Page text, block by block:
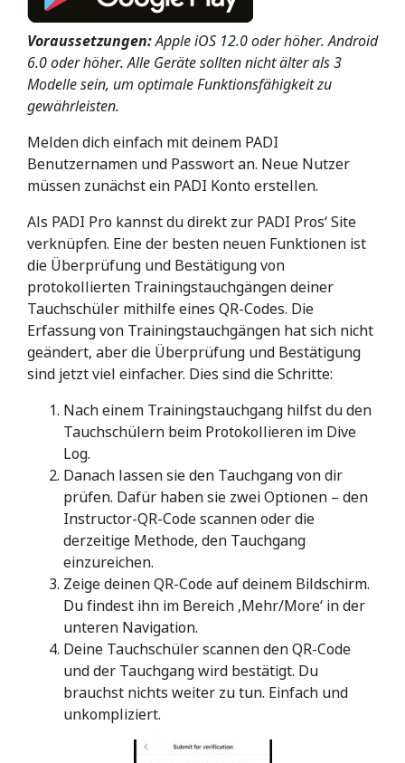
Voraussetzungen:Apple iOS 12.0 oder höher. Android
6.0 oder höher. Alle Geräte sollten nicht älter als 3
Modelle sein, um optimale Funktionsfähigkeit zu
gewährleisten.
Melden dich einfach mit deinem PADI
Benutzernamen und Passwort an. Neue Nutzer
müssen zunächst ein PADI Konto erstellen.
Als PADI Pro kannst du direkt zur PADI Pros‘ Site
verknüpfen. Eine der besten neuen Funktionen ist
die Überprüfung und Bestätigung von
protokollierten Trainingstauchgängen deiner
Tauchschüler mithilfe eines QR-Codes. Die
Erfassung von Trainingstauchgängen hat sich nicht
geändert, aber die Überprüfung und Bestätigung
sind jetzt viel einfacher. Dies sind die Schritte:
Nach einem Trainingstauchgang hilfst du den
Tauchschülern beim Protokollieren im Dive
Log.
Danach lassen sie den Tauchgang von dir
prüfen. Dafür haben sie zwei Optionen – den
Instructor-QR-Code scannen oder die
derzeitige Methode, den Tauchgang
einzureichen.
Zeige deinen QR-Code auf deinem Bildschirm.
Du findest ihn im Bereich ‚Mehr/More‘ in der
unteren Navigation.
Deine Tauchschüler scannen den QR-Code
und der Tauchgang wird bestätigt. Du
brauchst nichts weiter zu tun. Einfach und
unkompliziert.